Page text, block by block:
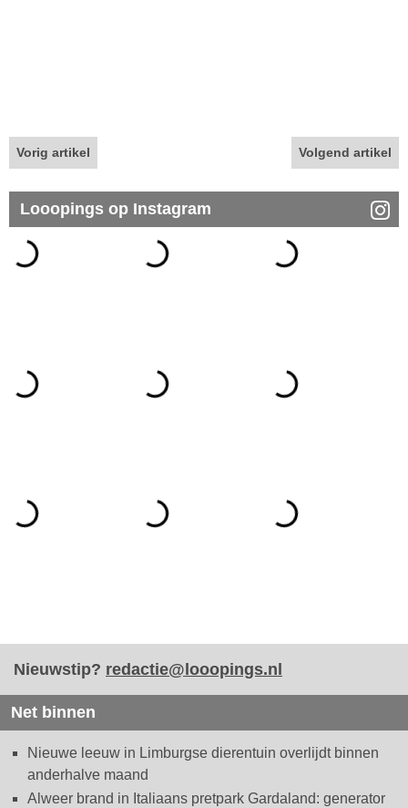
Vorig artikel Volgend artikel
Looopings op Instagram
Nieuwstip? redactie@looopings.nl
Net binnen
Nieuwe leeuw in Limburgse dierentuin overlijdt binnen
anderhalve maand
Alweer brand in Italiaans pretpark Gardaland: generator